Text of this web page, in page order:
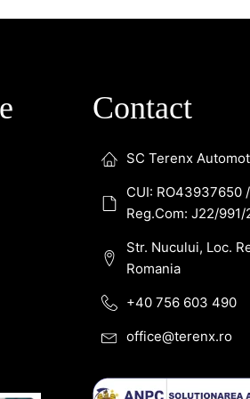
Contact
SC Terenx
CUI: RO43937650
Reg.Com: J22/991/
Str. Nucului, Loc.
Romania
+40 756 603 490
office@terenx.ro